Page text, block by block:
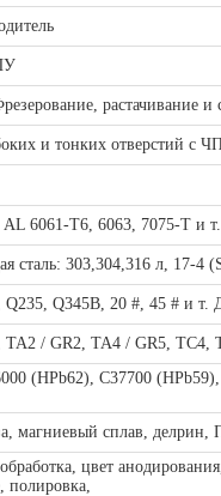
растачивание и
и тонких отверстий с
6061-T6, 6063, 7075-T и
сталь: 303,304,316 л, 17-4
Q235, Q345B, 20 #, 45 # и т.
/ GR2, TA4 / GR5, TC4,
(HPb62), C37700
магниевый сплав,
цвет
полировка,